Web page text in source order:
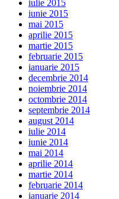
iulie 2015
iunie 2015
mai 2015
aprilie 2015
martie 2015
februarie 2015
ianuarie 2015
decembrie 2014
noiembrie 2014
octombrie 2014
septembrie 2014
august 2014
iulie 2014
iunie 2014
mai 2014
aprilie 2014
martie 2014
februarie 2014
ianuarie 2014